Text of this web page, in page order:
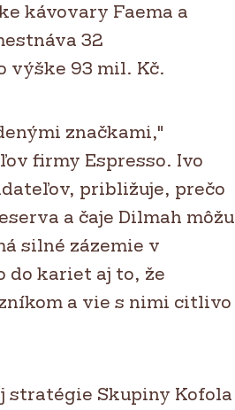
kávovary Faema a
32
výške 93 mil. Kč.
značkami,"
firmy Espresso. Ivo
približuje, prečo
a čaje Dilmah môžu
silné zázemie v
do kariet aj to, že
a vie s nimi citlivo
stratégie Skupiny Kofola